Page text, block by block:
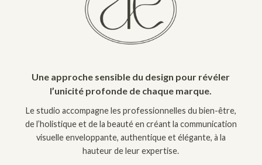
Une approche sensible du design pour révéler
l’unicité profonde de chaque marque.
Le studio accompagne les professionnelles du bien-être,
de l’holistique et de la beauté en créant la communication
visuelle enveloppante, authentique et élégante, à la
hauteur de leur expertise.